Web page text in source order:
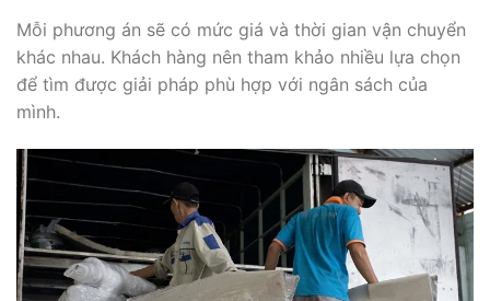
Mỗi phương án sẽ có mức giá và thời gian vận chuyển
khác nhau. Khách hàng nên tham khảo nhiều lựa chọn
để tìm được giải pháp phù hợp với ngân sách của
mình.